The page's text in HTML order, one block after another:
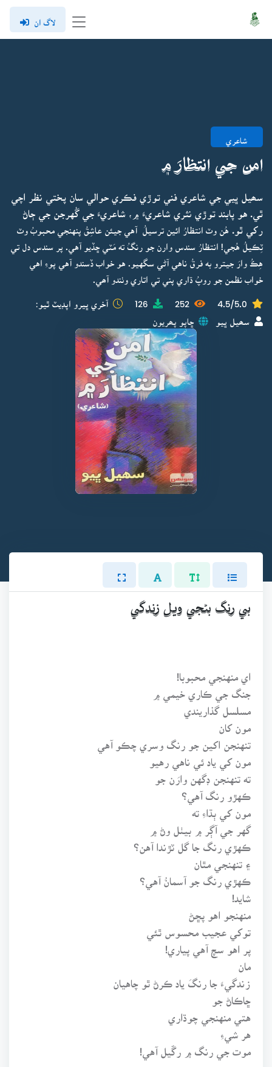
لاگ ان
شاعري
امن جي انتظارَ ۾
سھيل ڀيي جي شاعري فني توڙي فڪري حوالي سان پختي نظر اچي
ٿي. هو پابند توڙي نثري شاعريءَ ۾، شاعريءَ جي گُهرجن جي ڄاڻ
رکي ٿو. هُن وٽ انتظارُ ائين ترسيلُ آهي جيئن عاشِقُ پنهنجي محبوبُ وٽ
ٽِڪيلُ هُجي! انتظارُ سندس وارن جو رنگُ ته مَٽي ڇڏيو آهي. پر سندس دل تي
هِڪُ وارَ جيترو به فرقُ ناهي آڻي سگهيو. هو خواب ڏسندو آهي پوءِ اهي
خواب نظمن جو روپُ ڌاري پني تي اتاري وٺندو آھي.
4.5/5.0
252
126 آخري ڀيرو اپڊيٽ ٿيو:
سھيل ڀيو ڇاپو پھريون
بي رنگ بڻجي ويل زندگي
اي منهنجي محبوبا!
جنگ جي ڪاري خيمي ۾
مسلسل گذاريندي
مون کان
تنهنجن اکين جو رنگ وسري چڪو آهي
مون کي ياد ئي ناهي رهيو
ته تنهنجن ڊگهن وارَن جو
ڪهڙو رنگ آهي؟
مون کي ٻڌاءِ ته
گهر جي آڳر ۾ بيٺل وڻ ۾
ڪهڙي رنگ جا گل ٽڙندا آهن؟
۽ تنهنجي مٿان
ڪهڙي رنگ جو آسمانُ آهي؟
شايد!
منهنجو اهو پڇڻ
توکي عجيب محسوس ٿئي
پر اهو سچ آهي پياري!
مان
زندگيءَ جا رنگَ ياد ڪرڻ ٿو چاهيان
ڇاڪاڻ جو
هتي منهنجي چوڌاري
موت جي رنگ ۾ رڱيل آهي!